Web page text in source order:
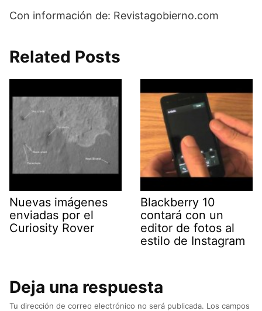
Con información de: Revistagobierno.com
Related Posts
Nuevas imágenes
enviadas por el
Curiosity Rover
Blackberry 10
contará con un
editor de fotos al
estilo de Instagram
Deja una respuesta
Tu dirección de correo electrónico no será publicada. Los campos